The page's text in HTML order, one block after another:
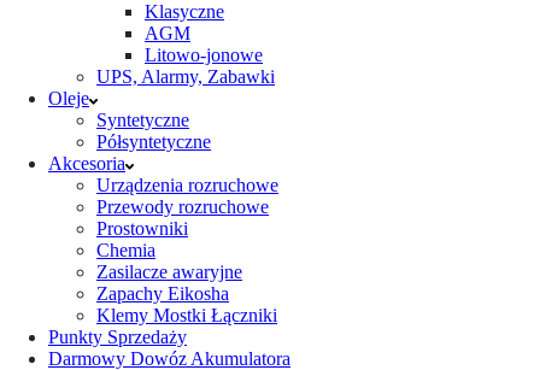
Klasyczne
AGM
Litowo-jonowe
UPS, Alarmy, Zabawki
Oleje
Syntetyczne
Półsyntetyczne
Akcesoria
Urządzenia rozruchowe
Przewody rozruchowe
Prostowniki
Chemia
Zasilacze awaryjne
Zapachy Eikosha
Klemy Mostki Łączniki
Punkty Sprzedaży
Darmowy Dowóz Akumulatora